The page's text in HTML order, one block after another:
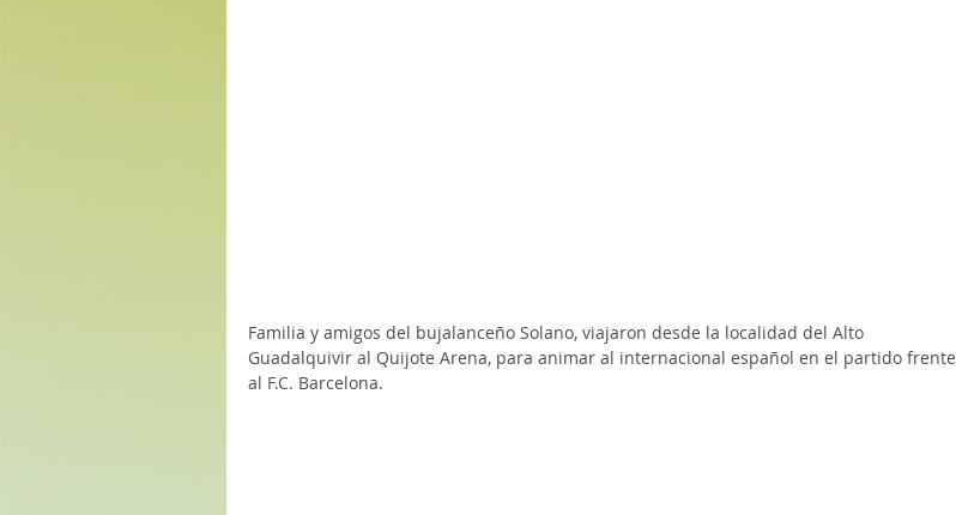
Familia y amigos del bujalanceño Solano, viajaron desde la localidad del Alto
Guadalquivir al Quijote Arena, para animar al internacional español en el partido frente
al F.C. Barcelona.